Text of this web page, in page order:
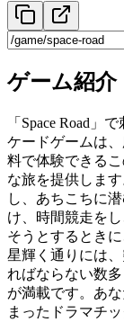
ゲーム紹介
「Space Road」
ケードゲームは
料で体験できる
な旅を提供しま
し、あちこちに
け、時間競走を
そうとするとき
星輝く通りには
ればならない数
が満載です。あ
まったドラマチ